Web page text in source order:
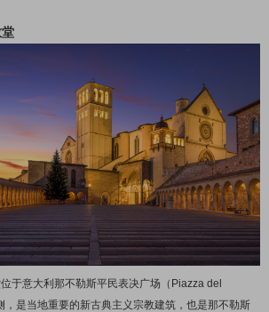
于意大利那不勒斯平民表决广场（Piazza del
，是当地重要的新古典主义宗教建筑，也是那不勒斯